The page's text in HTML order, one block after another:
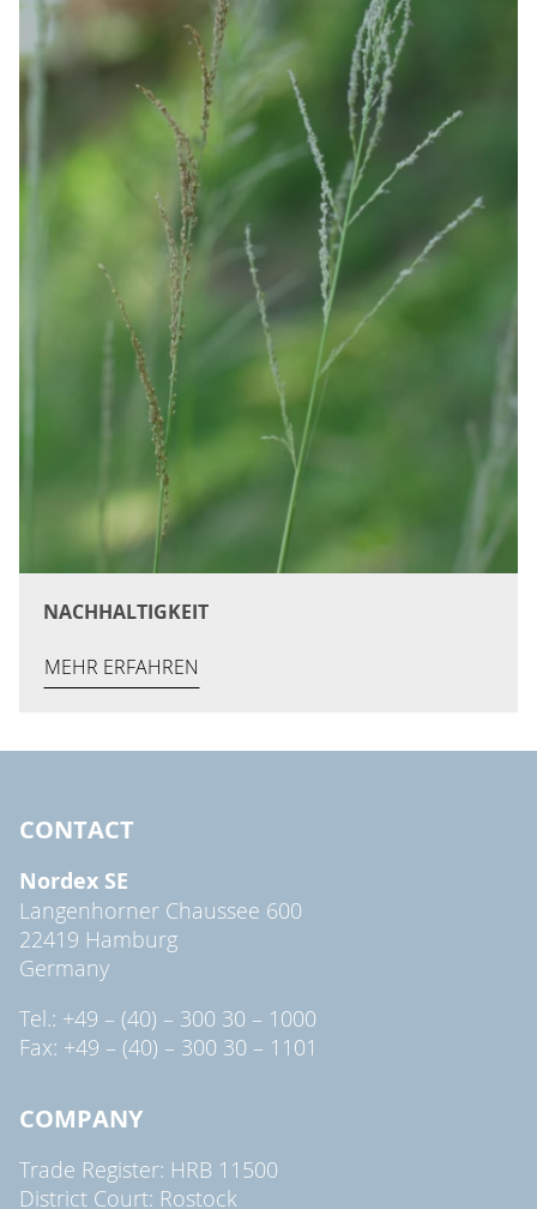
NACHHALTIGKEIT
MEHR ERFAHREN
CONTACT
Nordex SE
Langenhorner Chaussee 600
22419 Hamburg
Germany
Tel.: +49 – (40) – 300 30 – 1000
Fax: +49 – (40) – 300 30 – 1101
COMPANY
Trade Register: HRB 11500
District Court: Rostock